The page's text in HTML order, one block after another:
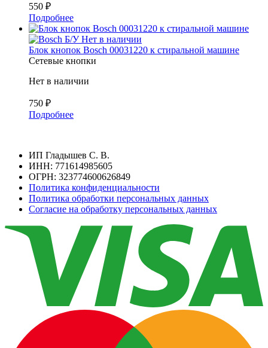
550 ₽
Подробнее
Б/У Нет в наличии
Блок кнопок Bosch 00031220 к стиральной машине
Сетевые кнопки
Нет в наличии
750 ₽
Подробнее
ИП Гладышев С. В.
ИНН: 771614985605
ОГРН: 323774600626849
Политика конфиденциальности
Политика обработки персональных данных
Согласие на обработку персональных данных